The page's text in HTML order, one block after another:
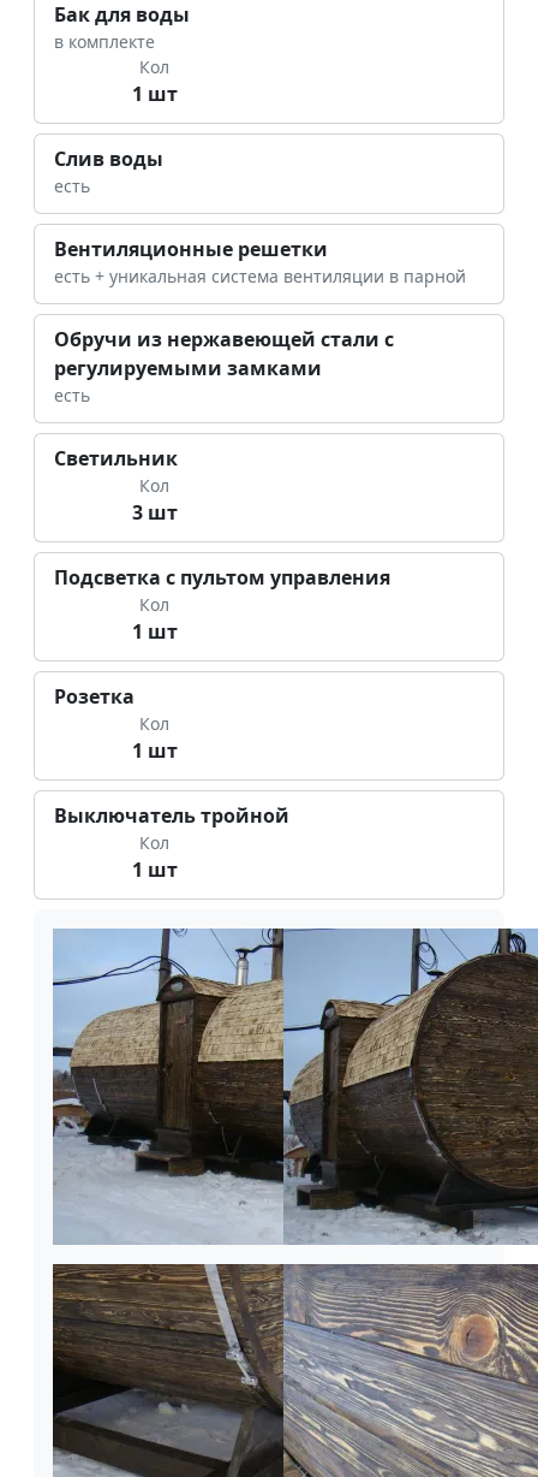
Бак для воды
в комплекте
Кол
1 шт
Слив воды
есть
Вентиляционные решетки
есть + уникальная система вентиляции в парной
Обручи из нержавеющей стали с
регулируемыми замками
есть
Светильник
Кол
3 шт
Подсветка с пультом управления
Кол
1 шт
Розетка
Кол
1 шт
Выключатель тройной
Кол
1 шт